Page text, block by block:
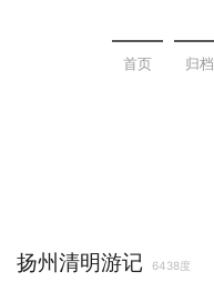
首页 归档
扬州清明游记 6438度